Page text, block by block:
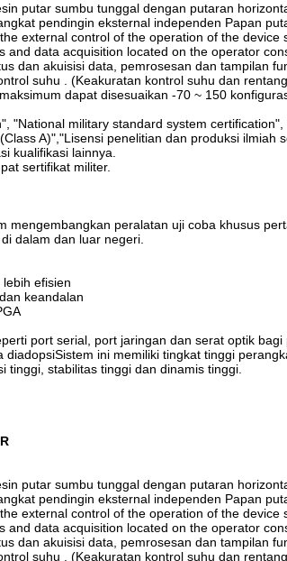
putar sumbu tunggal dengan putaran
pendingin eksternal independen Papan
external control of the operation of the
data acquisition located on the operator
dan akuisisi data, pemrosesan dan tampilan
suhu . (Keakuratan kontrol suhu dan
dapat disesuaikan -70 ~ 150
"National military standard system
A)","Lisensi penelitian dan produksi ilmiah
kualifikasi lainnya.
sertifikat militer.
mengembangkan peralatan uji coba khusus
dalam dan luar negeri.
efisien
keandalan
port serial, port jaringan dan serat optik
ini memiliki tingkat tinggi
stabilitas tinggi dan dinamis tinggi.
putar sumbu tunggal dengan putaran
pendingin eksternal independen Papan
external control of the operation of the
data acquisition located on the operator
dan akuisisi data, pemrosesan dan tampilan
suhu . (Keakuratan kontrol suhu dan